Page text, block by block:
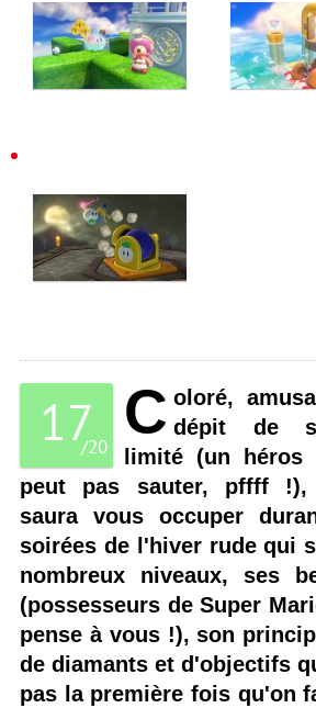
17
/20
C oloré,
dépit de
limité (un
peut pas sauter, pffff !),
saura vous occuper
soirées de l'hiver rude qui
nombreux niveaux, ses
(possesseurs de Super
pense à vous !), son
de diamants et d'objectifs
pas la première fois qu'on